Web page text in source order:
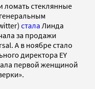
стеклянные
стала Линда
за продажи
А в ноябре стало
директора EY
первой женщиной